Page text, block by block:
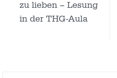
zu lieben – Lesung
in der THG-Aula